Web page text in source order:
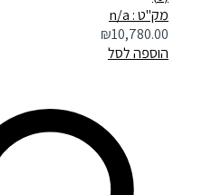
מק"ט : n/a
₪10,780.00
הוספה לסל